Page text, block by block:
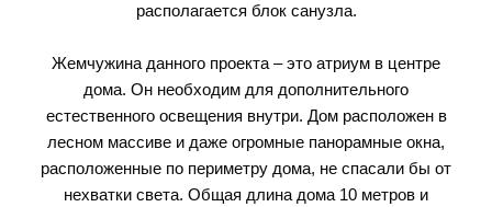
располагается блок санузла.
Жемчужина данного проекта – это атриум в центре
дома. Он необходим для дополнительного
естественного освещения внутри. Дом расположен в
лесном массиве и даже огромные панорамные окна,
расположенные по периметру дома, не спасали бы от
нехватки света. Общая длина дома 10 метров и